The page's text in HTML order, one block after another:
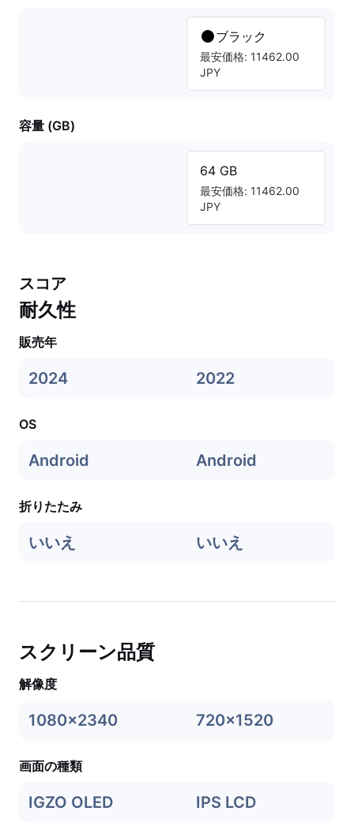
ブラック
最安価格: 11462.00
JPY
容量 (GB)
64 GB
最安価格: 11462.00
JPY
スコア
耐久性
販売年
2024 2022
OS
Android Android
折りたたみ
いいえ いいえ
スクリーン品質
解像度
1080x2340 720x1520
画面の種類
IGZO OLED IPS LCD